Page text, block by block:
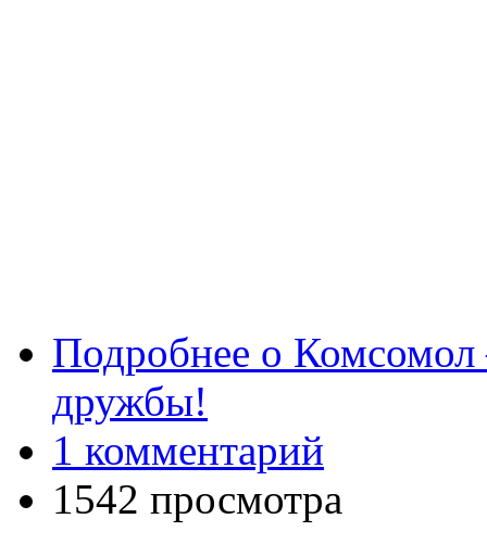
Подробнее о Комсомол
дружбы!
1 комментарий
1542 просмотра